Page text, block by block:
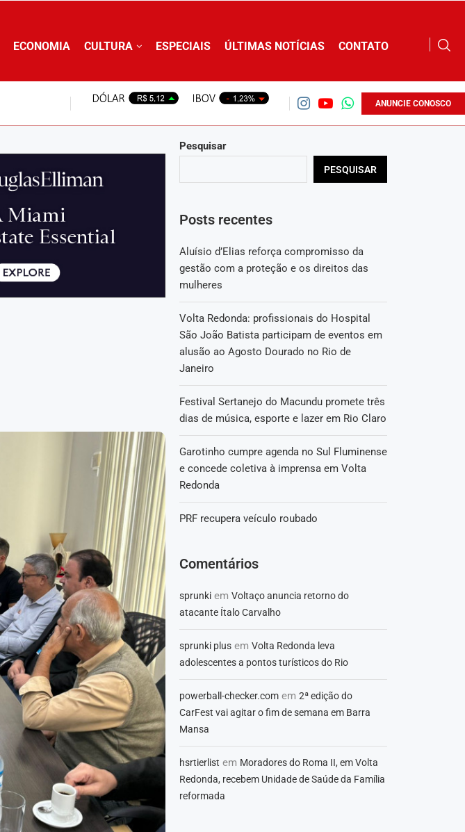
ECONOMIA CULTURA ESPECIAIS ÚLTIMAS NOTÍCIAS CONTATO
ANUNCIE CONOSCO
Pesquisar
PESQUISAR
Posts recentes
Aluísio d’Elias reforça compromisso da
gestão com a proteção e os direitos das
mulheres
Volta Redonda: profissionais do Hospital
São João Batista participam de eventos em
alusão ao Agosto Dourado no Rio de
Janeiro
Festival Sertanejo do Macundu promete três
dias de música, esporte e lazer em Rio Claro
Garotinho cumpre agenda no Sul Fluminense
e concede coletiva à imprensa em Volta
Redonda
PRF recupera veículo roubado
Comentários
sprunkiem Voltaço anuncia retorno do
atacante Ítalo Carvalho
sprunki plusem Volta Redonda leva
adolescentes a pontos turísticos do Rio
powerball-checker.comem 2ª edição do
CarFest vai agitar o fim de semana em Barra
Mansa
hsrtierlist em Moradores do Roma II, em Volta
Redonda, recebem Unidade de Saúde da Família
reformada